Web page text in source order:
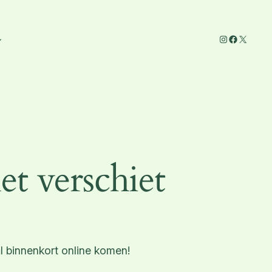
Instagram
Facebook
X
verschiet
online komen!